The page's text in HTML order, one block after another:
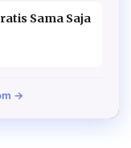
Sama Saja
→